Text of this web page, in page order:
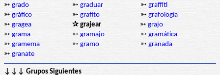
➳ grado ➳ graduar ➳ graffiti
➳ gráfico ➳ grafito ➳ grafología
➳ gragea ✰ grajear ➳ grajo
➳ grama ➳ gramajo ➳ gramática
➳ gramema ➳ gramo ➳ granada
➳ granate
↓↓↓ Grupos Siguientes